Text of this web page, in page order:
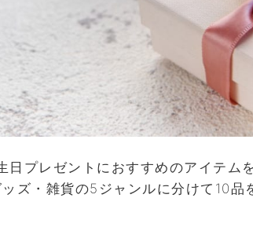
プレゼントにおすすめのアイテム
ズ・雑貨の5ジャンルに分けて10品